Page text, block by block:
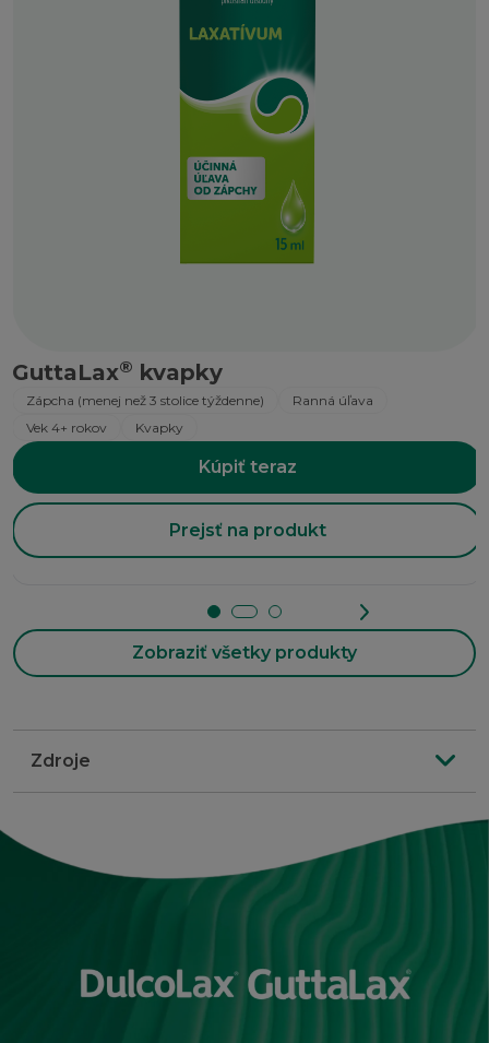
GuttaLax® kvapky
Zápcha (menej než 3 stolice týždenne)
Ranná úľava
Vek 4+ rokov
Kvapky
Kúpiť teraz
Prejsť na produkt
Zobraziť všetky produkty
Zdroje